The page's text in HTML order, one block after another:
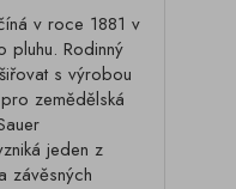
v roce 1881 v
pluhu. Rodinný
s výrobou
zemědělská
jeden z
závěsných